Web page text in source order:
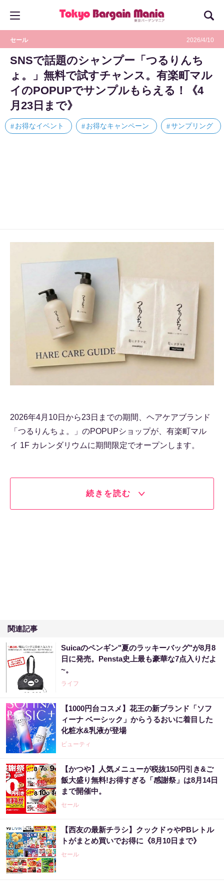
セール 2026/4/10
SNSで話題のシャンプー「つるりんち
ょ。」無料で試すチャンス。有楽町マル
イのPOPUPでサンプルもらえる！《4
月23日まで》
お得なイベント お得なキャンペーン サンプリング
2026年4月10日から23日までの期間、ヘアケアブランド
「つるりんちょ。」のPOPUPショップが、有楽町マル
イ 1F カレンダリウムに期間限定でオープンします。
続きを読む
関連記事
Suicaのペンギン"夏のラッキーバッグ"が8月8
日に発売。Pensta史上最も豪華な7点入りだよ
~。
ライフ
【1000円台コスメ】花王の新ブランド「ソフ
ィーナ ベーシック」からうるおいに着目した
化粧水&乳液が登場
ビューティ
【かつや】人気メニューが税抜150円引き&ご
飯大盛り無料!お得すぎる「感謝祭」は8月14日
まで開催中。
セール
【西友の最新チラシ】クックドゥやPBレトル
トがまとめ買いでお得に《8月10日まで》
セール